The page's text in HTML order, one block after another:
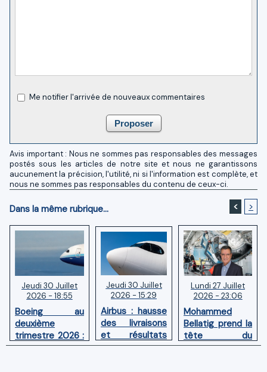
Me notifier l'arrivée de nouveaux commentaires
Avis important : Nous ne sommes pas responsables des messages
postés sous les articles de notre site et nous ne garantissons
aucunement la précision, l'utilité, ni si l'information est complète, et
nous ne sommes pas responsables du contenu de ceux-ci.
Dans la même rubrique... < >
Jeudi 30 Juillet
2026 - 18:55
Boeing au
deuxième
trimestre 2026 :
Chiffre d'affaires
Jeudi 30 Juillet
2026 - 15:29
Airbus : hausse
des livraisons
et résultats
financiers
Lundi 27 Juillet
2026 - 23:06
Mohammed
Bellatig prend la
tête du
Groupement